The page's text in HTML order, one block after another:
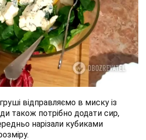
відправляємо в миску із
також потрібно додати сир,
нарізали кубиками